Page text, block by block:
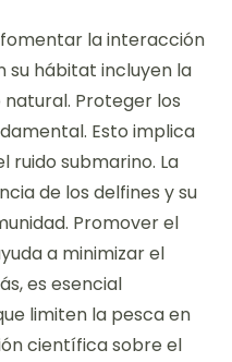
la interacción
su hábitat incluyen la
Proteger los
Esto implica
ruido submarino. La
de los delfines y su
Promover el
a minimizar el
es esencial
limiten la pesca en
científica sobre el